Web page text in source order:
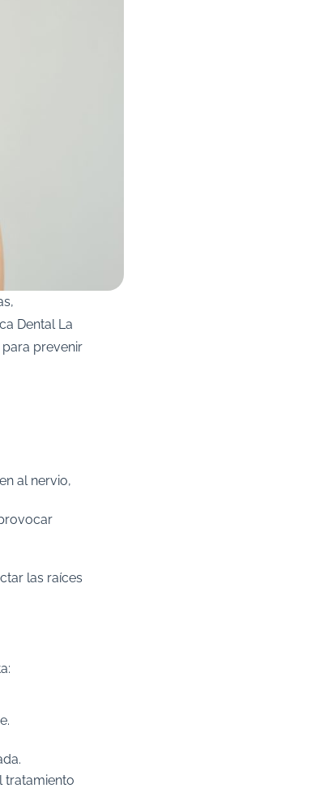
Dental La
prevenir
al nervio,
las raíces
tratamiento